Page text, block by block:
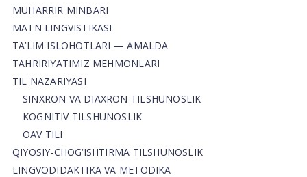
MUHARRIR MINBARI
MATN LINGVISTIKASI
TA’LIM ISLOHOTLARI — AMALDA
TAHRIRIYATIMIZ MEHMONLARI
TIL NAZARIYASI
SINXRON VA DIAXRON TILSHUNOSLIK
KOGNITIV TILSHUNOSLIK
OAV TILI
QIYOSIY-CHOG‘ISHTIRMA TILSHUNOSLIK
LINGVODIDAKTIKA VA METODIKA